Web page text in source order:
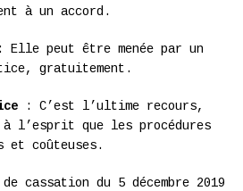
à un accord.
Elle peut être menée par un
gratuitement.
: C’est l’ultime recours,
l’esprit que les procédures
et coûteuses.
cassation du 5 décembre 2019